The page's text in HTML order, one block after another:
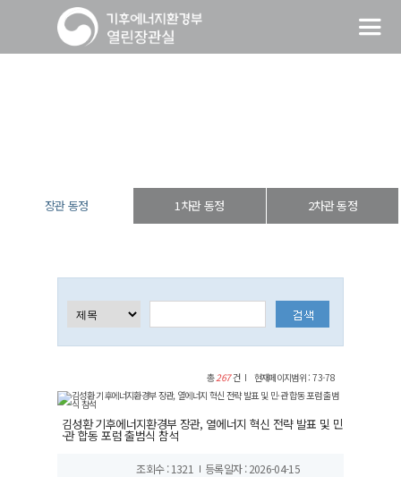
장관 동정 1차관 동정 2차관 동정
총267건 현재페이지범위 : 73-78
김성환 기후에너지환경부 장관, 열에너지 혁신 전략 발표 및 민
·관 합동 포럼 출범식 참석
조회수 : 1321 등록일자 : 2026-04-15